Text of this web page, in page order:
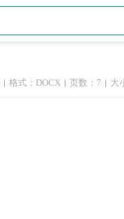
格式：DOCX 页数：7 大